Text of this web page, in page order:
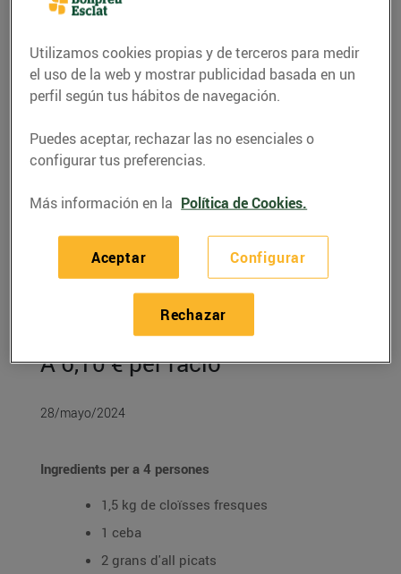
Cloïsses a la marinera
A 6,10 € per ració
28/mayo/2024
Ingredients per a 4 persones
1,5 kg de cloïsses fresques
1 ceba
2 grans d'all picats
Utilizamos cookies propias y de terceros para medir
el uso de la web y mostrar publicidad basada en un
perfil según tus hábitos de navegación.
Puedes aceptar, rechazar las no esenciales o
configurar tus preferencias.
Más información en la Política de Cookies.
Configurar
Rechazar
Aceptar